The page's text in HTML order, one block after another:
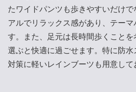
たワイドパンツも歩きやすいだけで
アルでリラックス感があり、テー
す。また、足元は長時間歩くこと
選ぶと快適に過ごせます。特に防水
対策に軽いレインブーツも用意して